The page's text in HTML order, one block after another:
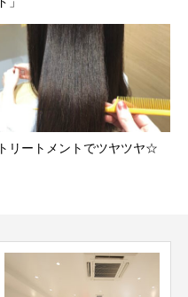
トリートメントでツヤツヤ☆